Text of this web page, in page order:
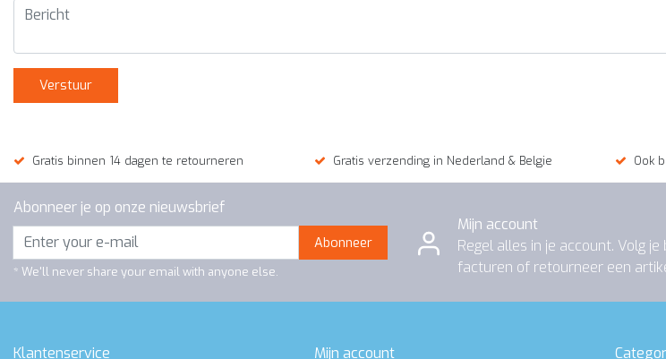
Verstuur
Gratis binnen 14 dagen te retourneren Gratis verzending in Nederland & Belgie Ook
Abonneer je op onze nieuwsbrief
Abonneer
* We'll never share your email with anyone else.
Mijn account
Regel alles in je account. Volg
facturen of retourneer een
Klantenservice Mijn account